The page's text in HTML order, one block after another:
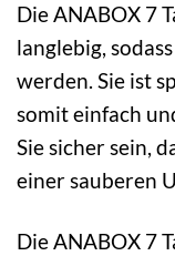
Die ANABOX 7
langlebig,
werden. Sie ist
somit einfach
Sie sicher sein,
einer sauberen
Die ANABOX 7